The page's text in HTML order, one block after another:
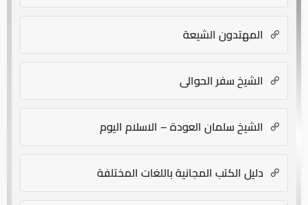
المهتدون الشيعة
الشيخ سفر الحوالي
الشيخ سلمان العودة – الاسلام اليوم
دليل الكتب المجانية باللغات المختلفة